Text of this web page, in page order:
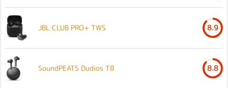
JBL CLUB PRO+ TWS 8.9
SoundPEATS Dudios T8 8.8